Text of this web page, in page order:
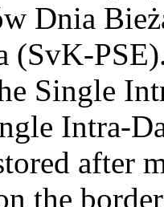
Dnia
(SvK-
Single
Intra-
after
the